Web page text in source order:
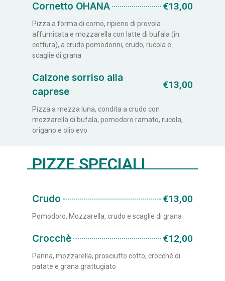
Cornetto OHANA €13,00
Pizza a forma di corno, ripieno di provola
affumicata e mozzarella con latte di bufala (in
cottura), a crudo pomodorini, crudo, rucola e
scaglie di grana
Calzone sorriso alla
caprese
€13,00
Pizza a mezza luna, condita a crudo con
mozzarella di bufala, pomodoro ramato, rucola,
origano e olio evo
PIZZE SPECIALI
Crudo €13,00
Pomodoro, Mozzarella, crudo e scaglie di grana
Crocchè €12,00
Panna, mozzarella, prosciutto cotto, crocché di
patate e grana grattugiato